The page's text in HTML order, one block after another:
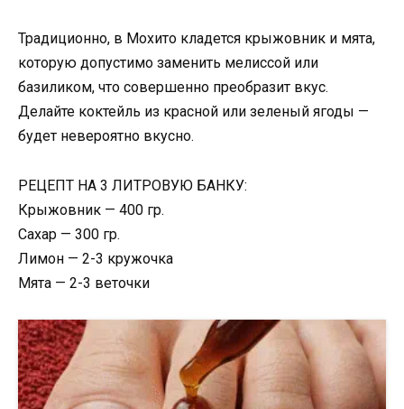
Традиционно, в Мохито кладется крыжовник и мята,
которую допустимо заменить мелиссой или
базиликом, что совершенно преобразит вкус.
Делайте коктейль из красной или зеленый ягоды —
будет невероятно вкусно.
РЕЦЕПТ НА 3 ЛИТРОВУЮ БАНКУ:
Крыжовник — 400 гр.
Сахар — 300 гр.
Лимон — 2-3 кружочка
Мята — 2-3 веточки